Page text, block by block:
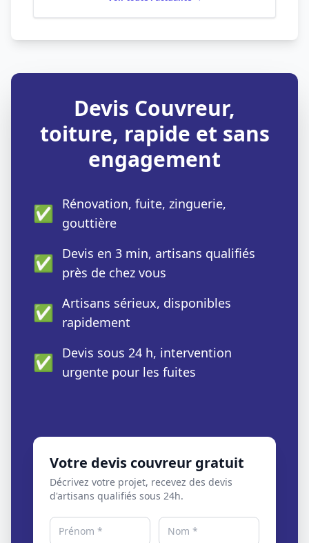
Devis Couvreur,
toiture, rapide et sans
engagement
✅ Rénovation, fuite, zinguerie,
gouttière
✅ Devis en 3 min, artisans qualifiés
près de chez vous
✅ Artisans sérieux, disponibles
rapidement
✅ Devis sous 24 h, intervention
urgente pour les fuites
Votre devis couvreur gratuit
Décrivez votre projet, recevez des devis
d'artisans qualifiés sous 24h.